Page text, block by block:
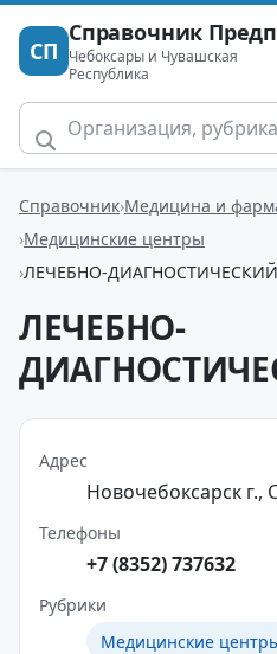
СП
Справочник
Чебоксары и Чувашская
Республика
Справочник Медицина и
Медицинские центры
ЛЕЧЕБНО-
ЛЕЧЕБНО-
Адрес
Новочебоксарск г.,
Телефоны
+7 (8352) 737632
Рубрики
Медицинские